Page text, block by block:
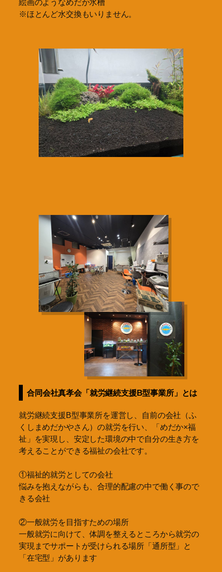
絵画のようなめだか水槽
※ほとんど水交換もいりません。
合同会社真孝会「就労継続支援B型事業所」とは
就労継続支援B型事業所を運営し、自前の会社（ふ
くしまめだかやさん）の就労を行い、「めだか×福
祉」を実現し、安定した環境の中で自分の生き方を
考えることができる福祉の会社です。
①福祉的就労としての会社
悩みを抱えながらも、合理的配慮の中で働く事ので
きる会社
②一般就労を目指すための場所
一般就労に向けて、体調を整えるところから就労の
実現までサポートが受けられる場所「通所型」と
「在宅型」があります